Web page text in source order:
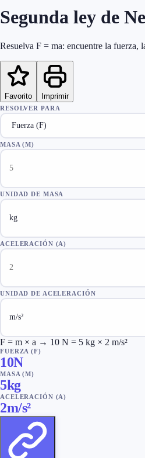
Segunda ley de
Resuelva F = ma: encuentre la fuerza,
Favorito Imprimir
RESOLVER PARA
MASA (M)
UNIDAD DE MASA
ACELERACIÓN (A)
UNIDAD DE ACELERACIÓN
F = m × a → 10 N = 5 kg × 2 m/s²
FUERZA (F)
10N
MASA (M)
5kg
ACELERACIÓN (A)
2m/s²